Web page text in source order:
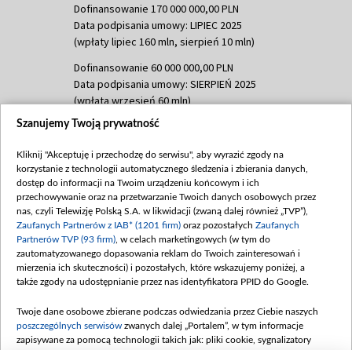
Dofinansowanie 170 000 000,00 PLN
Data podpisania umowy: LIPIEC 2025
(wpłaty lipiec 160 mln, sierpień 10 mln)
Dofinansowanie 60 000 000,00 PLN
Data podpisania umowy: SIERPIEŃ 2025
(wpłata wrzesień 60 mln)
Dofinansowanie 635 783 051,21 PLN
(wpłata wrzesień 100 mln, październik 350
mln, listopad 265 mln)
Dofinansowanie 48 862 000,00 PLN
Data podpisania umowy: GRUDZIEŃ 2025
(wpłata grudzień 60,548 mln)
Dofinansowanie 900 000 000,00 PLN
Data podpisania umowy: LUTY 2026 (wpłata
kwiecień 180 mln, 7 maja 180 mln, 8
czerwca 90 mln)
Szanujemy Twoją prywatność
Kliknij "Akceptuję i przechodzę do serwisu", aby wyrazić zgody na
korzystanie z technologii automatycznego śledzenia i zbierania danych,
dostęp do informacji na Twoim urządzeniu końcowym i ich
przechowywanie oraz na przetwarzanie Twoich danych osobowych przez
nas, czyli Telewizję Polską S.A. w likwidacji (zwaną dalej również „TVP”),
Zaufanych Partnerów z IAB* (1201 firm) oraz pozostałych Zaufanych
Partnerów TVP (93 firm) , w celach marketingowych (w tym do
zautomatyzowanego dopasowania reklam do Twoich zainteresowań i
mierzenia ich skuteczności) i pozostałych, które wskazujemy poniżej, a
także zgody na udostępnianie przez nas identyfikatora PPID do Google.
Twoje dane osobowe zbierane podczas odwiedzania przez Ciebie naszych
poszczególnych serwisów zwanych dalej „Portalem”, w tym informacje
zapisywane za pomocą technologii takich jak: pliki cookie, sygnalizatory